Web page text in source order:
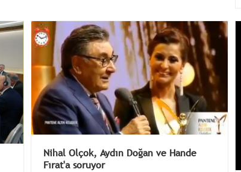
Nihal Olçok, Aydın Doğan ve Hande
Fırat'a soruyor